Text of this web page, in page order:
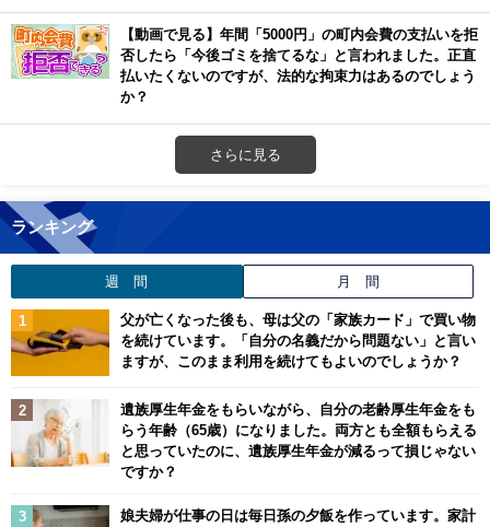
【動画で見る】年間「5000円」の町内会費の支払いを拒
否したら「今後ゴミを捨てるな」と言われました。正直
払いたくないのですが、法的な拘束力はあるのでしょう
か？
さらに見る
ランキング
週 間 月 間
父が亡くなった後も、母は父の「家族カード」で買い物
を続けています。「自分の名義だから問題ない」と言い
ますが、このまま利用を続けてもよいのでしょうか？
遺族厚生年金をもらいながら、自分の老齢厚生年金をも
らう年齢（65歳）になりました。両方とも全額もらえる
と思っていたのに、遺族厚生年金が減るって損じゃない
ですか？
娘夫婦が仕事の日は毎日孫の夕飯を作っています。家計